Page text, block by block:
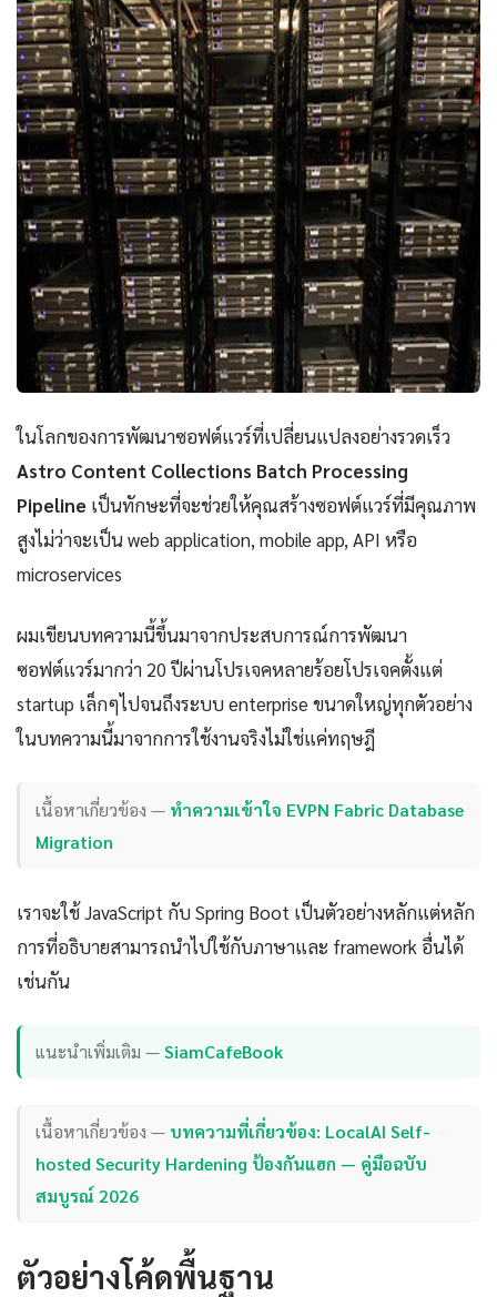
ในโลกของการพัฒนาซอฟต์แวร์ที่เปลี่ยนแปลงอย่างรวดเร็ว
Astro Content Collections Batch Processing
Pipeline เป็นทักษะที่จะช่วยให้คุณสร้างซอฟต์แวร์ที่มีคุณภาพ
สูงไม่ว่าจะเป็น web application, mobile app, API หรือ
microservices
ผมเขียนบทความนี้ขึ้นมาจากประสบการณ์การพัฒนา
ซอฟต์แวร์มากว่า 20 ปีผ่านโปรเจคหลายร้อยโปรเจคตั้งแต่
startup เล็กๆไปจนถึงระบบ enterprise ขนาดใหญ่ทุกตัวอย่าง
ในบทความนี้มาจากการใช้งานจริงไม่ใช่แค่ทฤษฎี
เนื้อหาเกี่ยวข้อง — ทำความเข้าใจ EVPN Fabric Database
Migration
เราจะใช้ JavaScript กับ Spring Boot เป็นตัวอย่างหลักแต่หลัก
การที่อธิบายสามารถนำไปใช้กับภาษาและ framework อื่นได้
เช่นกัน
แนะนำเพิ่มเติม —SiamCafeBook
เนื้อหาเกี่ยวข้อง — บทความที่เกี่ยวข้อง: LocalAI Self-
hosted Security Hardening ป้องกันแฮก — คู่มือฉบับ
สมบูรณ์ 2026
ตัวอย่างโค้ดพื้นฐาน